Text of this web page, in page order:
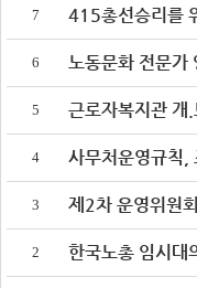
사무처소개
본부소식
소식지
<계간지>서울노총+
성명/보도
본부일정
회원조합소식
7 415총선승리를
6 노동문화 전문가
5 근로자복지관 개
4 사무처운영규칙,
3 제2차 운영위원
2 한국노총 임시대